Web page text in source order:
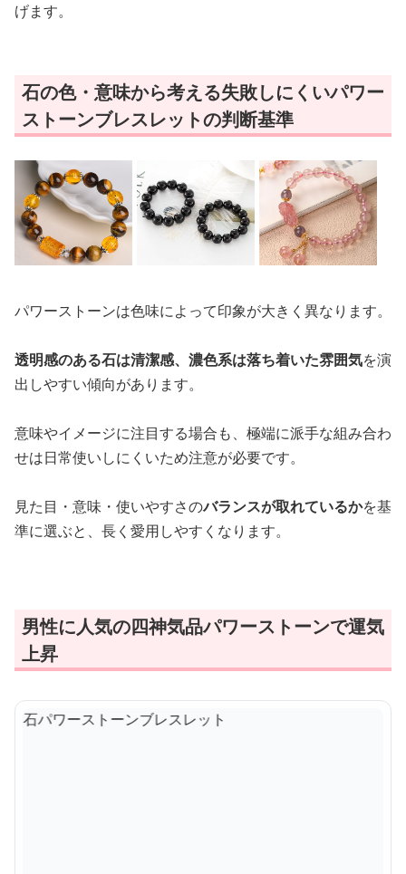
げます。
石の色・意味から考える失敗しにくいパワー
ストーンブレスレットの判断基準
パワーストーンは色味によって印象が大きく異なります。
透明感のある石は清潔感、濃色系は落ち着いた雰囲気を演
出しやすい傾向があります。
意味やイメージに注目する場合も、極端に派手な組み合わ
せは日常使いしにくいため注意が必要です。
見た目・意味・使いやすさのバランスが取れているかを基
準に選ぶと、長く愛用しやすくなります。
男性に人気の四神気品パワーストーンで運気
上昇